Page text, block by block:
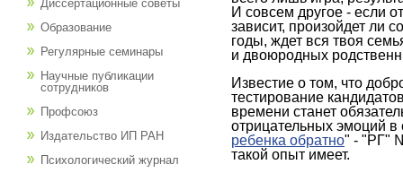
И совсем другое - если
зависит, произойдет ли
годы, ждет вся твоя
и двоюродных
Известие о том, что
тестирование
времени станет
отрицательных эмоций
ребенка обратно" - "РГ"
такой опыт имеет.
Диссертационные советы
Образование
Регулярные семинары
Научные публикации
сотрудников
Профсоюз
Издательство ИП РАН
Психологический журнал